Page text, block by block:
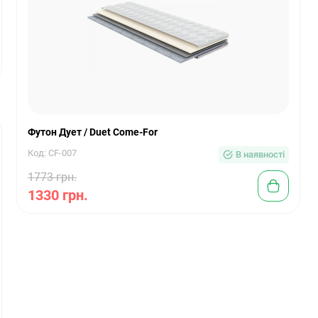
Футон Дует / Duet Come-For
Код: CF-007 В наявності
1773 грн.
1330 грн.